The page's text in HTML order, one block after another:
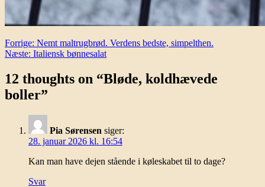
Indlægsnavigation
Forrige: Nemt maltrugbrød. Verdens bedste, simpelthen.
Næste: Italiensk bønnesalat
12 thoughts on “Bløde, koldhævede
boller”
Pia Sørensen siger:
28. januar 2026 kl. 16:54
Kan man have dejen stående i køleskabet til to dage?
Svar